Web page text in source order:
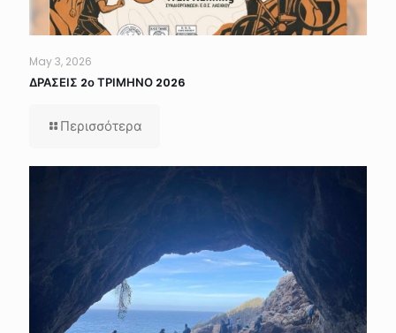
May 3, 2026
ΔΡΑΣΕΙΣ 2ο ΤΡΙΜΗΝΟ 2026
Περισσότερα